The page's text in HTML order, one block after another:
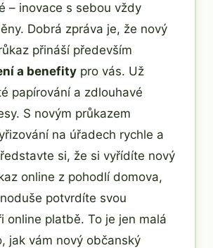
– inovace s sebou vždy
Dobrá zpráva je, že nový
přináší především
a benefity pro vás. Už
papírování a zdlouhavé
S novým průkazem
na úřadech rychle a
si, že si vyřídíte nový
online z pohodlí domova,
potvrdíte svou
online platbě. To je jen malá
jak vám nový občanský